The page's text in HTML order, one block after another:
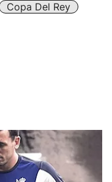
Copa Del Rey